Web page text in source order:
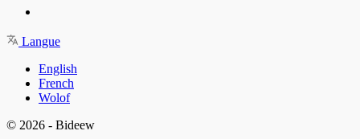
Langue
English
French
Wolof
© 2026 - Bideew